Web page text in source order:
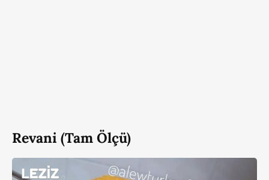
Revani (Tam Ölçü)